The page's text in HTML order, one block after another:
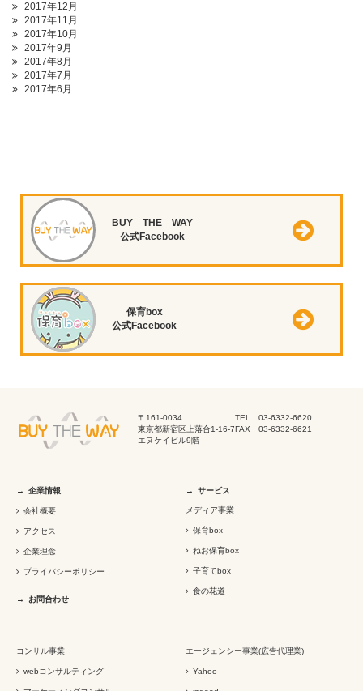
2017年12月
2017年11月
2017年10月
2017年9月
2017年8月
2017年7月
2017年6月
BUY THE WAY
公式Facebook
保育box
公式Facebook
〒161-0034
東京都新宿区上落合1-16-7
エヌケイビル9階
TEL 03-6332-6620
FAX 03-6332-6621
企業情報
会社概要
アクセス
企業理念
プライバシーポリシー
お問合わせ
サービス
メディア事業
保育box
ねお保育box
子育てbox
食の花道
コンサル事業
webコンサルティング
エージェンシー事業(広告代理業)
Yahoo